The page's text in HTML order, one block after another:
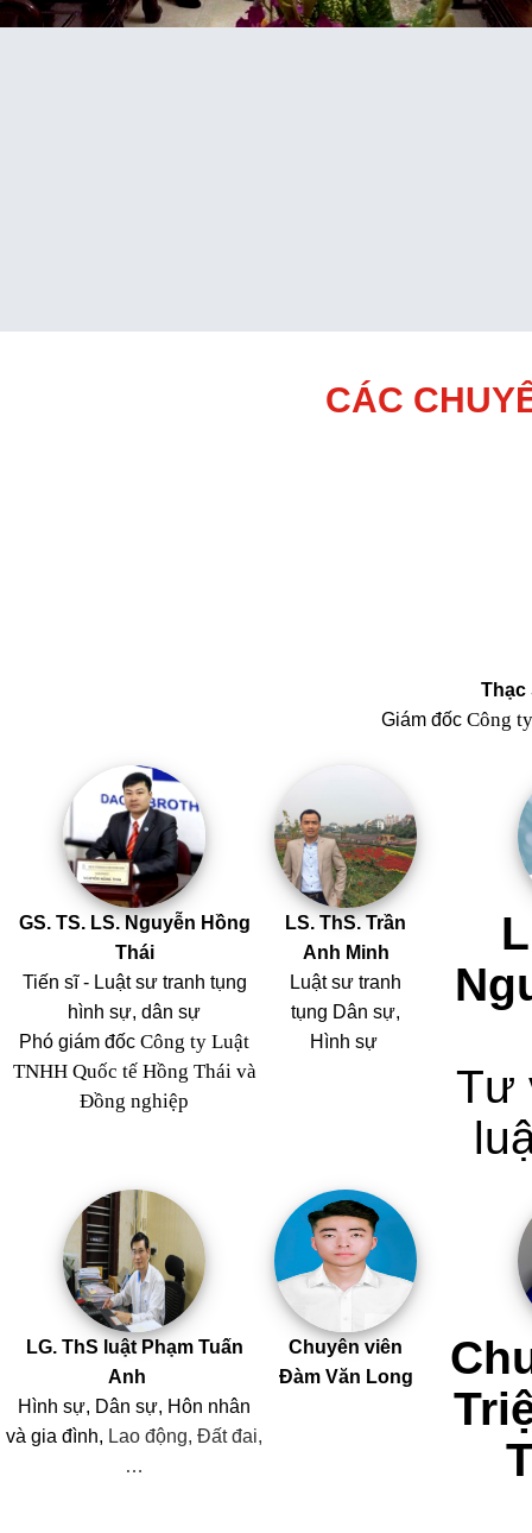
CÁC
Thạc
Giám đốc Công
GS. TS. LS. Nguyễn Hồng
Thái
Tiến sĩ - Luật sư tranh tụng
hình sự, dân sự
Phó giám đốc Công ty Luật
TNHH Quốc tế Hồng Thái và
Đồng nghiệp
LS. ThS. Trần
Anh Minh
Luật sư tranh
tụng Dân sự,
Hình sự
Tư
LG. ThS luật Phạm Tuấn
Anh
Hình sự, Dân sự, Hôn nhân
và gia đình, Lao động, Đất đai,
…
Chuyên viên
Đàm Văn Long